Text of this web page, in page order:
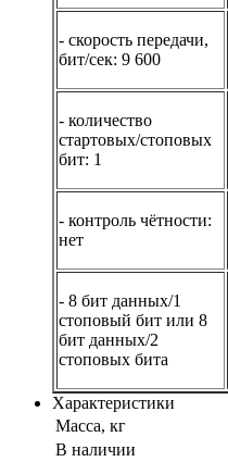
- скорость передачи,
бит/сек: 9 600
- количество
стартовых/стоповых
бит: 1
- контроль чётности:
нет
- 8 бит данных/1
стоповый бит или 8
бит данных/2
стоповых бита
Характеристики
Масса, кг
В наличии